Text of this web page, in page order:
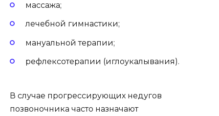
массажа;
лечебной гимнастики;
мануальной терапии;
рефлексотерапии (иглоукалывания).
В случае прогрессирующих недугов
позвоночника часто назначают